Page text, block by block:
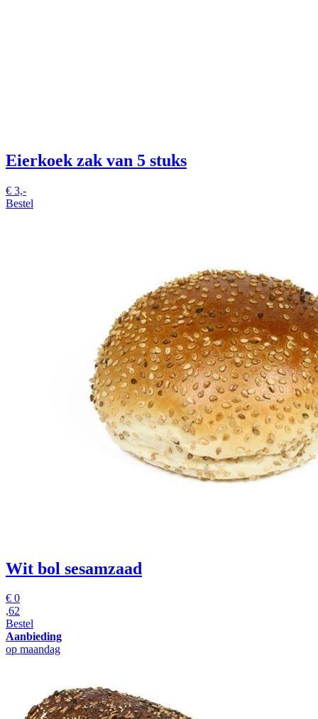
Eierkoek zak van 5 stuks
€ 3,-
Bestel
Wit bol sesamzaad
€ 0
,62
Bestel
Aanbieding
op maandag